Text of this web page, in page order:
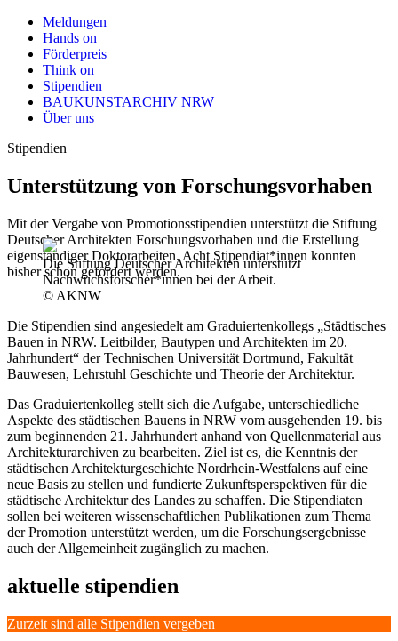
Meldungen
Hands on
Förderpreis
Think on
Stipendien
BAUKUNSTARCHIV NRW
Über uns
Stipendien
Unterstützung von Forschungsvorhaben
Mit der Vergabe von Promotionsstipendien unterstützt die Stiftung
Deutscher Architekten Forschungsvorhaben und die Erstellung
eigenständiger Doktorarbeiten. Acht Stipendiat*innen konnten
bisher schon gefördert werden.
Die Stiftung Deutscher Architekten unterstützt
Nachwuchsforscher*innen bei der Arbeit.
© AKNW
Die Stipendien sind angesiedelt am Graduiertenkollegs „Städtisches
Bauen in NRW. Leitbilder, Bautypen und Architekten im 20.
Jahrhundert“ der Technischen Universität Dortmund, Fakultät
Bauwesen, Lehrstuhl Geschichte und Theorie der Architektur.
Das Graduiertenkolleg stellt sich die Aufgabe, unterschiedliche
Aspekte des städtischen Bauens in NRW vom ausgehenden 19. bis
zum beginnenden 21. Jahrhundert anhand von Quellenmaterial aus
Architekturarchiven zu bearbeiten. Ziel ist es, die Kenntnis der
städtischen Architekturgeschichte Nordrhein-Westfalens auf eine
neue Basis zu stellen und fundierte Zukunftsperspektiven für die
städtische Architektur des Landes zu schaffen. Die Stipendiaten
sollen bei weiteren wissenschaftlichen Publikationen zum Thema
der Promotion unterstützt werden, um die Forschungsergebnisse
auch der Allgemeinheit zugänglich zu machen.
aktuelle stipendien
Zurzeit sind alle Stipendien vergeben